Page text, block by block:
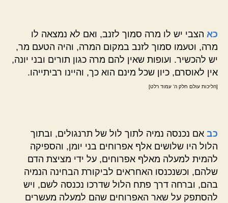
כא הצבי יש לו מרה סמוך לזנב, ואם לא נמצאה לו
מרה, וטעמו סמוך לזנב במקום המרה, והיה הטעם מר,
יש להכשיר. ועופות שאין להם מרה כגון תורים ובני יונה,
אין לאוסרם, כיון שכל מינם הוא כך, והיינו רביתייהו.
[הליכות עולם חלק ה' עמוד רלט]
כב אם נכנסה נמיה לתוך לול של תרנגולים, ובתוך
הלול היו שלושים אלף אפרוחים בני יומן, והספיקה
להמית למעלה מאלף אפרוחים, על ידי מציצת הדם
שלהם, וכשנכנסו האחראים לביקורת הבחינה הנמיה
בהם, וברחה דרך פתח הלול שדרכו נכנסה לשם, ויש
להסתפק על שאר האפרוחים שהם למעלה מעשרים